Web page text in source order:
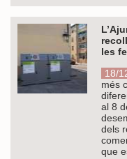
les
18/
més
al 8
dels
que